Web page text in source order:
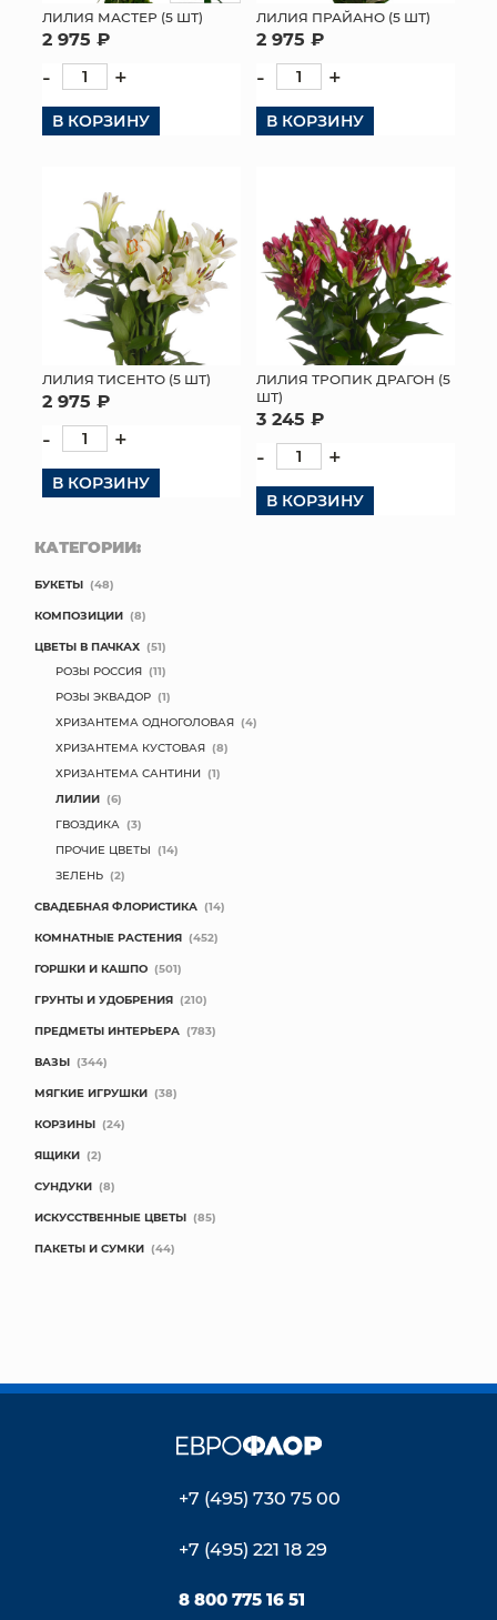
ТОРГОВЫЙ ЦЕНТР
ОПТОВЫМ КЛИЕНТАМ
ДОСТАВКА И ОПЛАТА
ЛИЛИЯ МАСТЕР (5 ШТ)
2 975 ₽
- +
В КОРЗИНУ
ЛИЛИЯ ПРАЙАНО (5 ШТ)
2 975 ₽
- +
В КОРЗИНУ
ЛИЛИЯ ТИСЕНТО (5 ШТ)
2 975 ₽
- +
В КОРЗИНУ
ЛИЛИЯ ТРОПИК ДРАГОН (5
ШТ)
3 245 ₽
- +
В КОРЗИНУ
КАТЕГОРИИ:
БУКЕТЫ (48)
КОМПОЗИЦИИ (8)
ЦВЕТЫ В ПАЧКАХ (51)
РОЗЫ РОССИЯ (11)
РОЗЫ ЭКВАДОР (1)
ХРИЗАНТЕМА ОДНОГОЛОВАЯ (4)
ХРИЗАНТЕМА КУСТОВАЯ (8)
ХРИЗАНТЕМА САНТИНИ (1)
ЛИЛИИ (6)
ГВОЗДИКА (3)
ПРОЧИЕ ЦВЕТЫ (14)
ЗЕЛЕНЬ (2)
СВАДЕБНАЯ ФЛОРИСТИКА (14)
КОМНАТНЫЕ РАСТЕНИЯ (452)
ГОРШКИ И КАШПО (501)
ГРУНТЫ И УДОБРЕНИЯ (210)
ПРЕДМЕТЫ ИНТЕРЬЕРА (783)
ВАЗЫ (344)
МЯГКИЕ ИГРУШКИ (38)
КОРЗИНЫ (24)
ЯЩИКИ (2)
СУНДУКИ (8)
ИСКУССТВЕННЫЕ ЦВЕТЫ (85)
ПАКЕТЫ И СУМКИ (44)
+7 (495) 730 75 00
+7 (495) 221 18 29
8 800 775 16 51